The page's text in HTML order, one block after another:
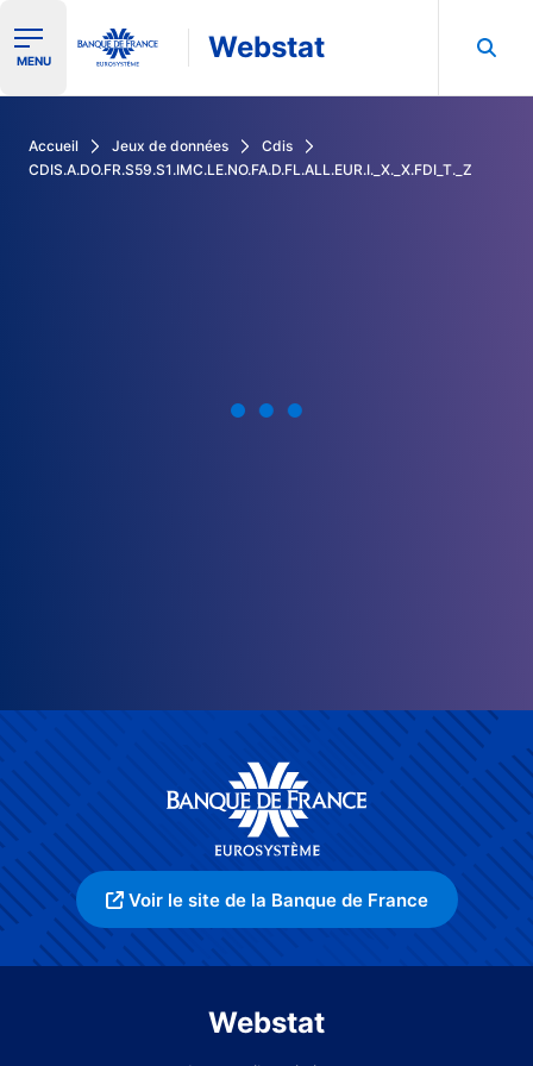
Ouvrir le menu de navigation
MENU Webstat
Accueil Jeux de données
Cdis
CDIS.A.DO.FR.S59.S1.IMC.LE.NO.FA.D.FL.ALL.EUR.I._X._X.FDI_T._Z
Voir le site de la Banque de France
Webstat